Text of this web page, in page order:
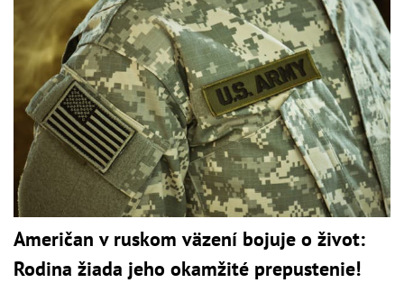
Američan v ruskom väzení bojuje o život:
Rodina žiada jeho okamžité prepustenie!